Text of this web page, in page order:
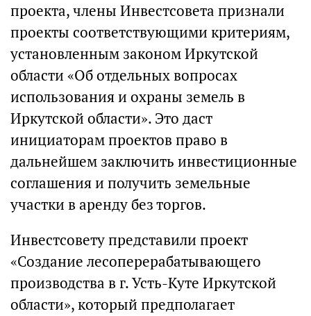
проекта, члены Инвестсовета признали
проекты соответствующими критериям,
установленным законом Иркутской
области «Об отдельных вопросах
использования и охраны земель в
Иркутской области». Это даст
инициаторам проектов право в
дальнейшем заключить инвестиционные
соглашения и получить земельные
участки в аренду без торгов.
Инвестсовету представили проект
«Создание лесоперерабатывающего
производства в г. Усть-Куте Иркутской
области», который предполагает